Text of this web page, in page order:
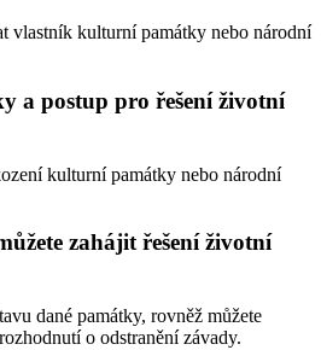
vlastník kulturní památky nebo národní
a postup pro řešení životní
kulturní památky nebo národní
zahájit řešení životní
dané památky, rovněž můžete
o odstranění závady.